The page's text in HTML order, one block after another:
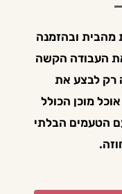
מהבית ובהזמנה
העבודה הקשה
רק לבצע את
מוכן הכולל
הטעמים הבלתי